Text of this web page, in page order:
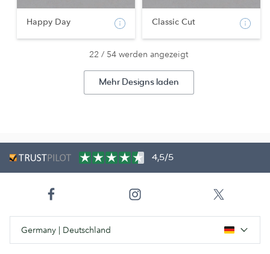
Happy Day Classic Cut
22 / 54 werden angezeigt
Mehr Designs laden
4,5/5
Germany | Deutschland